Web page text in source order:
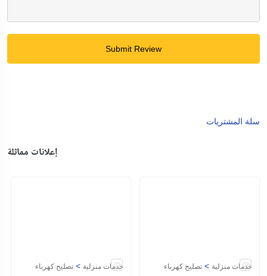
Submit Review
سلة المشتريات
إعلانات مماثلة
خدمات منزلية > تصليح كهرباء خدمات منزلية > تصليح كهرباء